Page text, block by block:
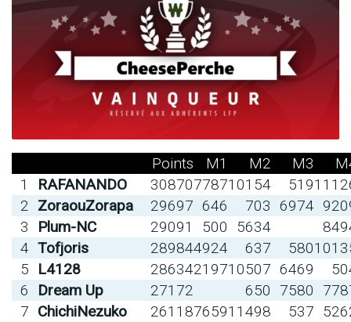
Points M1 M2 M3
1
RAFANANDO 30870778710154 519
2 ZoraouZorapa 29697 646 703 6974
3
Plum-NC 29091 500 5634
4 Tofjoris 289844924 637 580
5
L4128 28634219710507 6469
6
Dream Up 27172 650 7580
7 ChichiNezuko 26118765911498 537